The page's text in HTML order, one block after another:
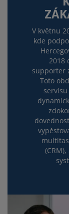
V květnu
kde
2018
supporter
Toto
servisu